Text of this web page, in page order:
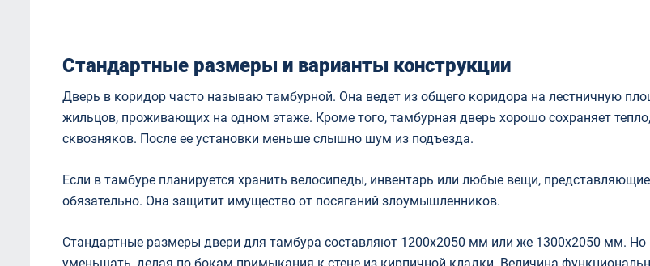
Стандартные размеры и варианты конструкции
Дверь в коридор часто называю тамбурной. Она ведет из общего коридора на лестничную
жильцов, проживающих на одном этаже. Кроме того, тамбурная дверь хорошо сохраняет
сквозняков. После ее установки меньше слышно шум из подъезда.
Если в тамбуре планируется хранить велосипеды, инвентарь или любые вещи,
обязательно. Она защитит имущество от посяганий злоумышленников.
Стандартные размеры двери для тамбура составляют 1200х2050 мм или же 1300х2050 мм. Но